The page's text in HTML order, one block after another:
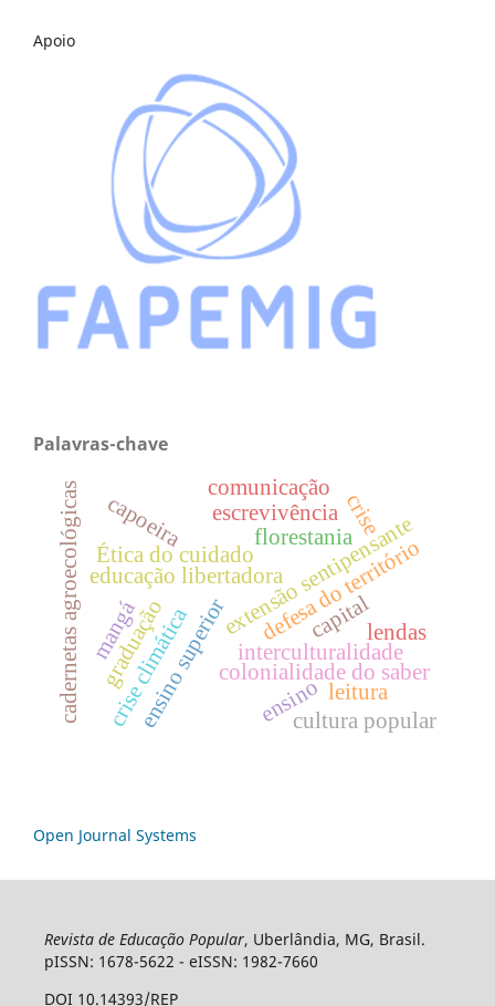
Apoio
Palavras-chave
extensão sentipensante
colonialidade do saber
educação libertadora
florestania
Ética do cuidado
interculturalidade
ensino superior
cadernetas agroecológicas defesa do território
crise climática
crise
capital
ensino
graduação
escrevivência
comunicação
mangá
leitura
capoeira
cultura popular
lendas
Open Journal Systems
Revista de Educação Popular, Uberlândia, MG, Brasil.
pISSN: 1678-5622 - eISSN: 1982-7660
DOI 10.14393/REP